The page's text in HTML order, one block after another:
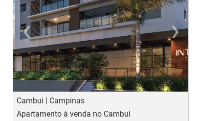
‹
Previous
›
Cambui | Campinas
Apartamento à venda no Cambui